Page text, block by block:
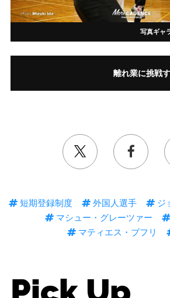
写真ギャ
離れ業に挑戦
短期登録制度 外国人選手
ジ
マシュー・グレーツァー
マティエス・ブフリ